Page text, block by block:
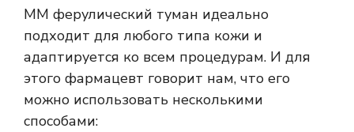
ММ ферулический туман идеально
подходит для любого типа кожи и
адаптируется ко всем процедурам. И для
этого фармацевт говорит нам, что его
можно использовать несколькими
способами: